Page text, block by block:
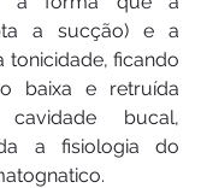
a sucção) e a
tonicidade, ficando
baixa e retruída
bucal,
a fisiologia do